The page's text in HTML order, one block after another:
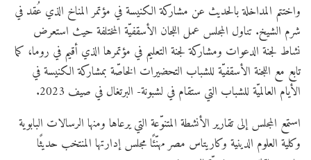
واختتم المداخلة بالحديث عن مشاركة الكنيسة في مؤتمر المناخ الذي عُقد في
شرم الشيخ. تناول المجلس عمل اللجان الأسقفيّة المختلفة حيث استعرض
نشاط لجنة الدعوات ومشاركة لجنة التعليم في مؤتمرها الذي أقيم في روما، كما
تابع مع اللجنة الأسقفيّة للشباب التحضيرات الخاصّة بمشاركة الكنيسة في
الأيام العالميّة للشباب التي ستقام في لشبونة- البرتغال في صيف 2023.
استمع المجلس إلى تقارير الأنشطة المتنوّعة التي يرعاها ومنها الرسالات البابوية
وكلية العلوم الدينية وكاريتاس مصر مهنّئًا مجلس إدارتها المنتخب حديثًا